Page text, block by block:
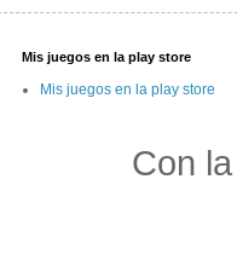
Mis juegos en la play store
Mis juegos en la play store
Con